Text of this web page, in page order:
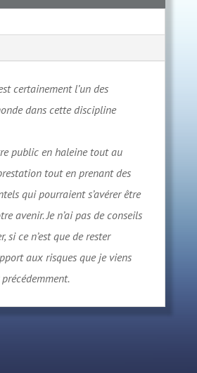
certainement l’un des
dans cette discipline
public en haleine tout au
tout en prenant des
qui pourraient s’avérer être
avenir. Je n’ai pas de conseils
si ce n’est que de rester
aux risques que je viens